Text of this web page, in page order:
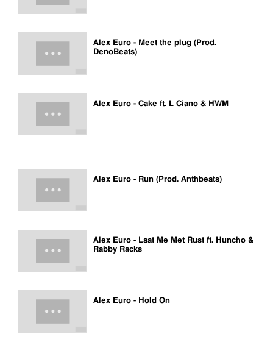
Alex Euro - Meet the plug (Prod.
DenoBeats)
Alex Euro - Cake ft. L Ciano & HWM
Alex Euro - Run (Prod. Anthbeats)
Alex Euro - Laat Me Met Rust ft. Huncho &
Rabby Racks
Alex Euro - Hold On